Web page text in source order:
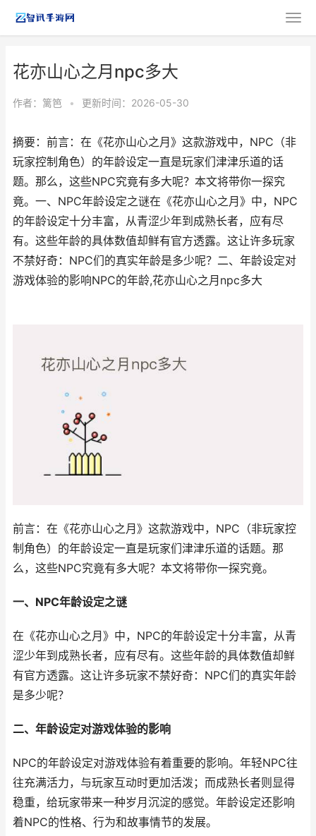
花亦山心之月npc多大
作者： 篱笆 • 更新时间：2026-05-30
摘要：前言：在《花亦山心之月》这款游戏中，NPC（非
玩家控制角色）的年龄设定一直是玩家们津津乐道的话
题。那么，这些NPC究竟有多大呢？本文将带你一探究
竟。一、NPC年龄设定之谜在《花亦山心之月》中，NPC
的年龄设定十分丰富，从青涩少年到成熟长者，应有尽
有。这些年龄的具体数值却鲜有官方透露。这让许多玩家
不禁好奇：NPC们的真实年龄是多少呢？二、年龄设定对
游戏体验的影响NPC的年龄,花亦山心之月npc多大
前言：在《花亦山心之月》这款游戏中，NPC（非玩家控
制角色）的年龄设定一直是玩家们津津乐道的话题。那
么，这些NPC究竟有多大呢？本文将带你一探究竟。
一、NPC年龄设定之谜
在《花亦山心之月》中，NPC的年龄设定十分丰富，从青
涩少年到成熟长者，应有尽有。这些年龄的具体数值却鲜
有官方透露。这让许多玩家不禁好奇：NPC们的真实年龄
是多少呢？
二、年龄设定对游戏体验的影响
NPC的年龄设定对游戏体验有着重要的影响。年轻NPC往
往充满活力，与玩家互动时更加活泼；而成熟长者则显得
稳重，给玩家带来一种岁月沉淀的感觉。年龄设定还影响
着NPC的性格、行为和故事情节的发展。